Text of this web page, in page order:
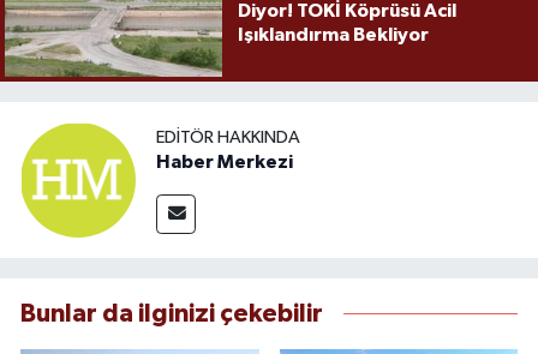
Diyor! TOKİ Köprüsü Acil
Işıklandırma Bekliyor
EDITÖR HAKKINDA
Haber Merkezi
Bunlar da ilginizi çekebilir